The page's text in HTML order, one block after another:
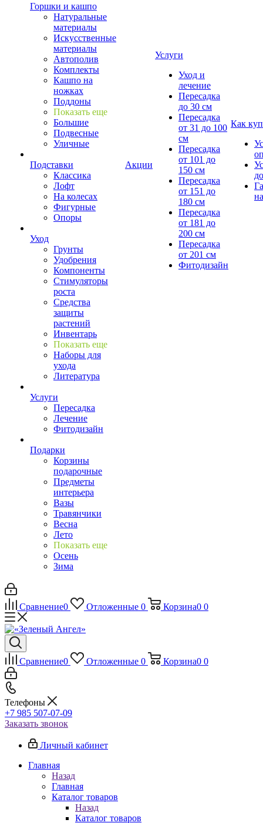
Горшки и кашпо
Натуральные
материалы
Искусственные
материалы
Автополив
Комплекты
Кашпо на
ножках
Поддоны
Показать еще
Большие
Подвесные
Уличные
Подставки
Классика
Лофт
На колесах
Фигурные
Опоры
Уход
Грунты
Удобрения
Компоненты
Стимуляторы
роста
Средства
защиты
растений
Инвентарь
Показать еще
Наборы для
ухода
Литература
Услуги
Пересадка
Лечение
Фитодизайн
Подарки
Корзины
подарочные
Предметы
интерьера
Вазы
Травянчики
Весна
Лето
Показать еще
Осень
Зима
Акции
Услуги
Уход и
лечение
Пересадка
до 30 см
Пересадка
от 31 до 100
см
Пересадка
от 101 до
150 см
Пересадка
от 151 до
180 см
Пересадка
от 181 до
200 см
Пересадка
от 201 см
Фитодизайн
Как
Сравнение0 Отложенные 0 Корзина0 0
Сравнение0 Отложенные 0 Корзина0 0
Телефоны
+7 985 507-07-09
Заказать звонок
Личный кабинет
Главная
Назад
Главная
Каталог товаров
Назад
Каталог товаров